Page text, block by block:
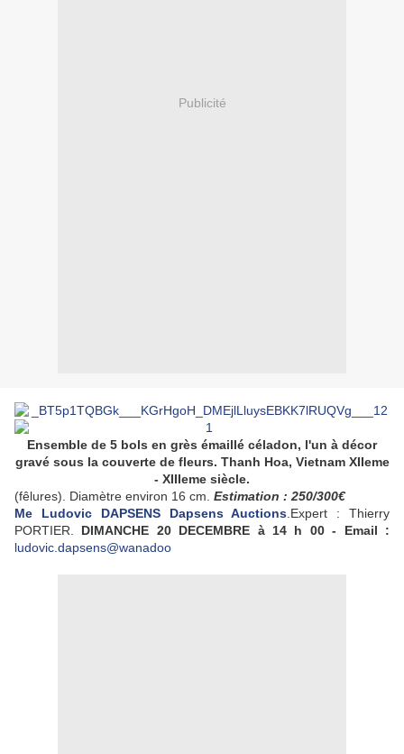
Publicité
Ensemble de 5 bols en grès émaillé céladon, l'un à décor
gravé sous la couverte de fleurs. Thanh Hoa, VietnamXIIeme
- XIIIeme siècle.
(fêlures). Diamètre environ 16 cm. Estimation : 250/300€
Me Ludovic DAPSENS Dapsens Auctions .Expert : Thierry
PORTIER. DIMANCHE 20 DECEMBRE à 14 h 00 - Email :
ludovic.dapsens@wanadoo